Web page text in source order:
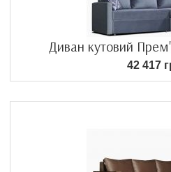
Диван кутовий
42 417